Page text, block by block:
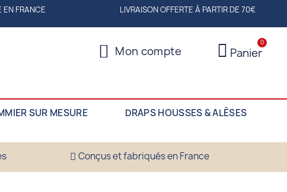
EN FRANCE LIVRAISON OFFERTE À PARTIR DE 70€
Mon compte Panier
SUR MESURE
DRAPS HOUSSES & ALÈSES
Conçus et fabriqués en France